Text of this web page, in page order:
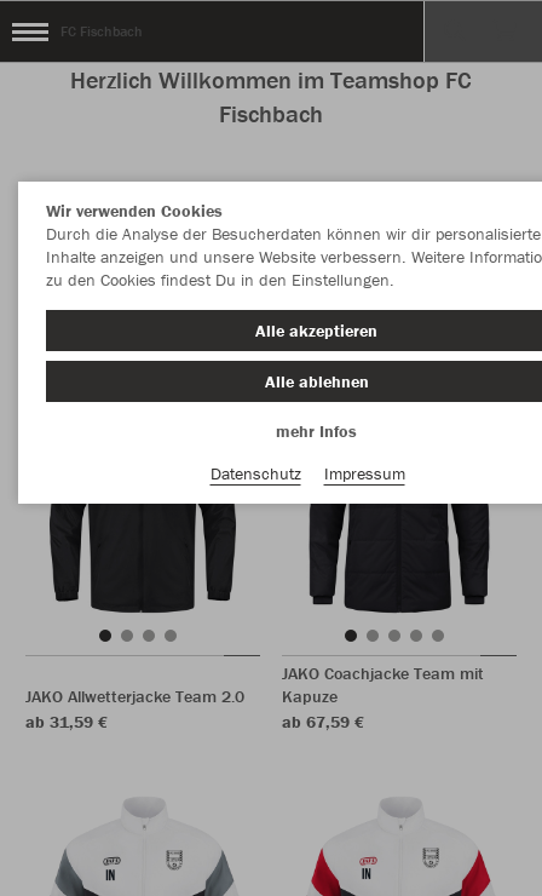
FC Fischbach
Herzlich Willkommen im Teamshop FC
Fischbach
Nachhaltig Farbe
JAKO Allwetterjacke Team 2.0
ab 31,59 €
JAKO Coachjacke Team mit
Kapuze
ab 67,59 €
Wir verwenden Cookies
Durch die Analyse der Besucherdaten können wir dir personalisierte
Inhalte anzeigen und unsere Website verbessern. Weitere
zu den Cookies findest Du in den Einstellungen.
Alle akzeptieren
Alle ablehnen
mehr Infos
Datenschutz
Impressum